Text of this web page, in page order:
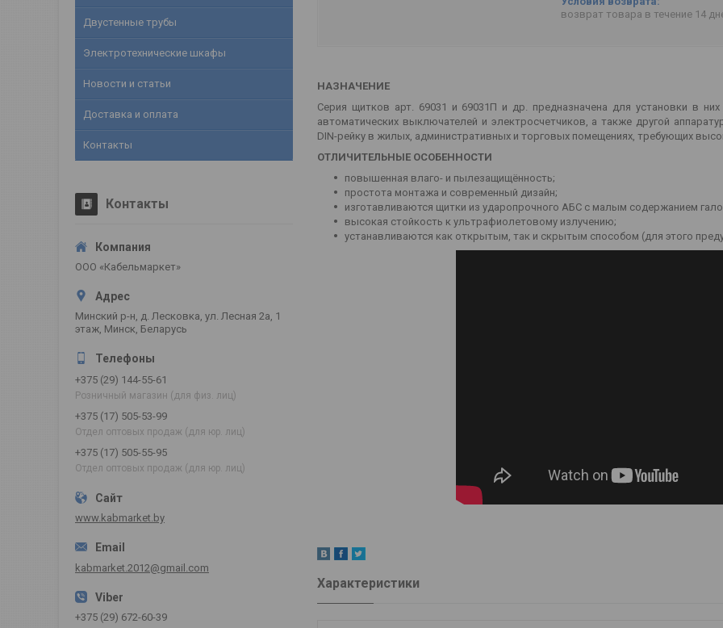
возврат товара в течение 14
НАЗНАЧЕНИЕ
Серия щитков арт. 69031 и 69031П и др. предназначена для установки в
автоматических выключателей и электросчетчиков, а также другой
DIN-рейку в жилых, административных и торговых помещениях, требующих
ОТЛИЧИТЕЛЬНЫЕ ОСОБЕННОСТИ
повышенная влаго- и пылезащищённость;
простота монтажа и современный дизайн;
изготавливаются щитки из ударопрочного АБС с малым содержанием
высокая стойкость к ультрафиолетовому излучению;
устанавливаются как открытым, так и скрытым способом (для этого
Характеристики
Двустенные трубы
Электротехнические шкафы
Новости и статьи
Доставка и оплата
Контакты
Контакты
ООО «Кабельмаркет»
Минский р-н, д. Лесковка, ул. Лесная 2а, 1
этаж, Минск, Беларусь
+375 (29) 144-55-61
Розничный магазин (для физ. лиц)
+375 (17) 505-53-99
Отдел оптовых продаж (для юр. лиц)
+375 (17) 505-55-95
Отдел оптовых продаж (для юр. лиц)
www.kabmarket.by
kabmarket.2012@gmail.com
+375 (29) 672-60-39